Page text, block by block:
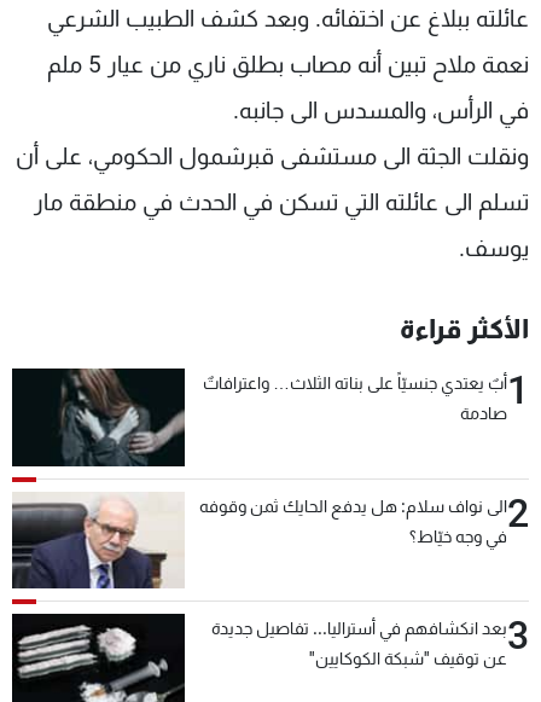
عائلته ببلاغ عن اختفائه. وبعد كشف الطبيب الشرعي
نعمة ملاح تبين أنه مصاب بطلق ناري من عيار 5 ملم
في الرأس، والمسدس الى جانبه.
ونقلت الجثة الى مستشفى قبرشمول الحكومي، على أن
تسلم الى عائلته التي تسكن في الحدث في منطقة مار
يوسف.
الأكثر قراءة
1أبٌ يعتدي جنسيّاً على بناته الثلاث… واعترافاتٌ
صادمة
2الى نواف سلام: هل يدفع الحايك ثمن وقوفه
في وجه خيّاط؟
3بعد انكشافهم في أستراليا... تفاصيل جديدة
عن توقيف "شبكة الكوكايين"